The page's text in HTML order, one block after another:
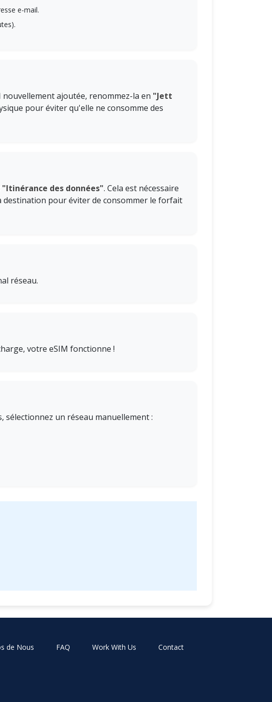
e-mail.
nouvellement ajoutée, renommez-la en "Jett
pour éviter qu'elle ne consomme des
"Itinérance des données". Cela est nécessaire
pour éviter de consommer le forfait
réseau.
votre eSIM fonctionne !
sélectionnez un réseau manuellement :
de Nous FAQ Work With Us Contact